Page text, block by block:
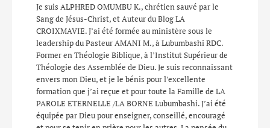
Je suis ALPHRED OMUMBU K., chrétien sauvé par le
Sang de Jésus-Christ, et Auteur du Blog LA
CROIXMAVIE. J’ai été formée au ministère sous le
leadership du Pasteur AMANI M., à Lubumbashi RDC.
Former en Théologie Biblique, à l’Institut Supérieur de
Théologie des Assemblée de Dieu. Je suis reconnaissant
envers mon Dieu, et je le bénis pour l’excellente
formation que j’ai reçue et pour toute la Famille de LA
PAROLE ETERNELLE /LA BORNE Lubumbashi. J’ai été
équipée par Dieu pour enseigner, conseillé, encouragé